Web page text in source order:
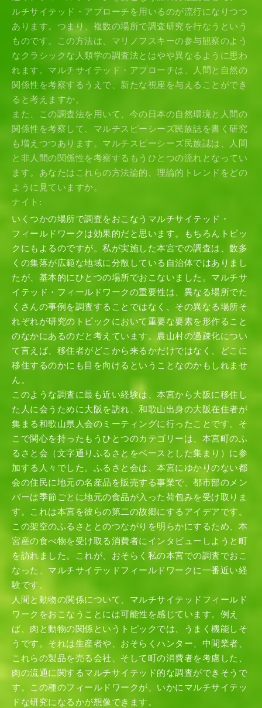
ルチサイテッド・アプローチを用いるのが流行になりつつ
あります。つまり、複数の場所で調査研究を行なうという
ものです。この方法は、マリノフスキーの参与観察のよう
なクラシックな人類学の調査法とはやや異なるように思わ
れます。マルチサイテッド・アプローチは、人間と自然の
関係性を考察するうえで、新たな視座を与えることができ
ると考えますか。
また、この調査法を用いて、今の日本の自然環境と人間の
関係性を考察して、マルチスピーシーズ民族誌を書く研究
も増えつつあります。マルチスピーシーズ民族誌は、人間
と非人間の関係性を考察するもうひとつの流れとなってい
ます。あなたはこれらの方法論的、理論的トレンドをどの
ように見ていますか。
ナイト:
いくつかの場所で調査をおこなうマルチサイテッド・
フィールドワークは効果的だと思います。もちろんトピッ
クにもよるのですが。私が実施した本宮での調査は、数多
くの集落が広範な地域に分散している自治体ではありまし
たが、基本的にひとつの場所でおこないました。マルチサ
イテッド・フィールドワークの重要性は、異なる場所でた
くさんの事例を調査することではなく、その異なる場所そ
れぞれが研究のトピックにおいて重要な要素を形作ること
のなかにあるのだと考えています。農山村の過疎化につい
て言えば、移住者がどこから来るかだけではなく、どこに
移住するのかにも目を向けるということなのかもしれませ
ん。
このような調査に最も近い経験は、本宮から大阪に移住し
た人に会うために大阪を訪れ、和歌山出身の大阪在住者が
集まる和歌山県人会のミーティングに行ったことです。そ
こで関心を持ったもうひとつのカテゴリーは、本宮町のふ
るさと会（文字通りふるさとをベースとした集まり）に参
加する人々でした。ふるさと会は、本宮にゆかりのない都
会の住民に地元の名産品を販売する事業で、都市部のメン
バーは季節ごとに地元の食品が入った荷包みを受け取りま
す。これは本宮を彼らの第二の故郷にするアイデアです。
この架空のふるさととのつながりを明らかにするため、本
宮産の食べ物を受け取る消費者にインタビューしようと町
を訪れました。これが、おそらく私の本宮での調査でおこ
なった、マルチサイテッドフィールドワークに一番近い経
験です。
人間と動物の関係について、マルチサイテッドフィールド
ワークをおこなうことには可能性を感じています。例え
ば、肉と動物の関係というトピックでは、うまく機能しそ
うです。それは生産者や、おそらくハンター、中間業者、
これらの製品を売る会社、そして町の消費者を考慮した、
肉の流通に関するマルチサイテッド的な調査ができそうで
す。この種のフィールドワークが、いかにマルチサイテッ
ドな研究になるかが想像できます。